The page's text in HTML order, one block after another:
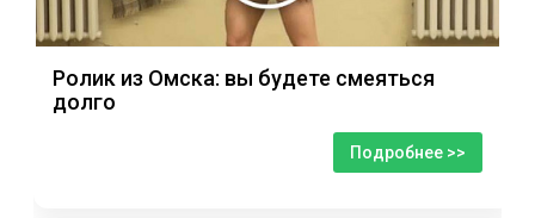
Ролик из Омска: вы будете смеяться
долго
Подробнее >>